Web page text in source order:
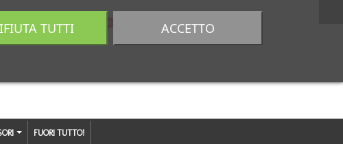
0,00 €
FUORI TUTTO!
TUTTI ACCETTO